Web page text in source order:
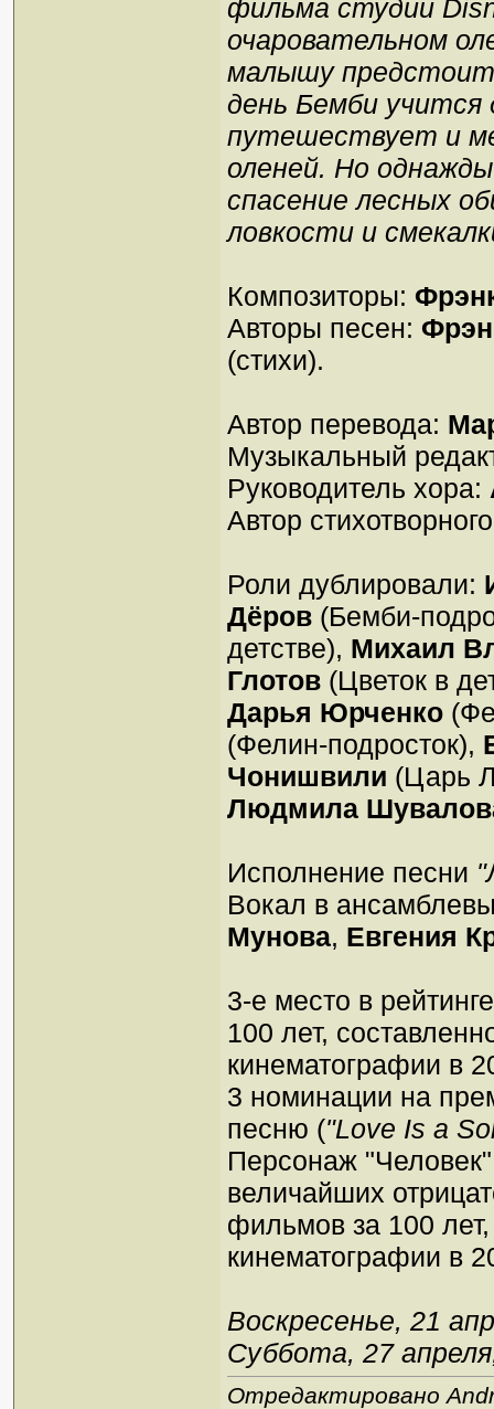
фильма студии
очаровательном
малышу предстоит
день Бемби
путешествует и
оленей. Но
спасение лесных
ловкости и
Композиторы:
Авторы песен:
(стихи).
Автор перевода:
Музыкальный
Руководитель хора:
Автор
Роли дублировали:
Дёров (Бемби-
детстве), Михаил
Глотов (Цветок в
Дарья Юрченко
(Фелин-подросток),
Чонишвили (Царь
Людмила
Исполнение песни
Вокал в
Мунова, Евгения
3-е место в
100 лет,
кинематографии в
3 номинации на
песню ("Love Is a
Персонаж
величайших
фильмов за 100
кинематографии в
Воскресенье, 21
Суббота, 27
Отредактировано